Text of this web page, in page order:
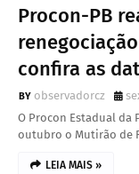
Procon-PB
confira as
observadorcz
O Procon Estadual da
outubro o Mutirão de
LEIA MAIS »